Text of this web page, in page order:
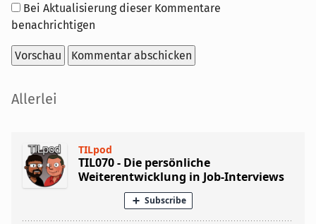
Optionen
Bei Aktualisierung dieser Kommentare
benachrichtigen
Seitenleiste
Allerlei